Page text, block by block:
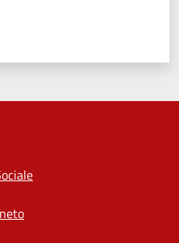
da 1 a 5 stelle